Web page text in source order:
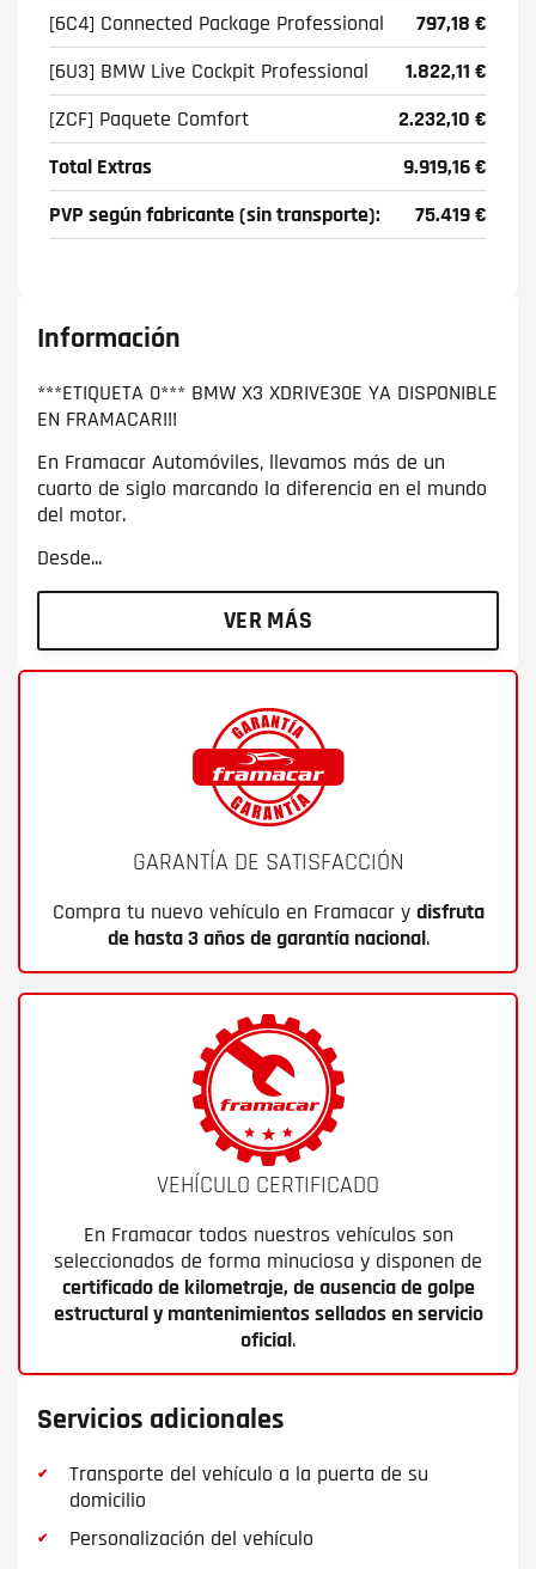
[6C4] Connected Package Professional
797,18 €
[6U3] BMW Live Cockpit Professional
1.822,11 €
[ZCF] Paquete Comfort
2.232,10 €
Total Extras
9.919,16 €
PVP según fabricante (sin transporte):
75.419 €
Información
***ETIQUETA 0*** BMW X3 XDRIVE30E YA DISPONIBLE
EN FRAMACAR!!!
En Framacar Automóviles, llevamos más de un
cuarto de siglo marcando la diferencia en el mundo
del motor.
Desde...
VER MÁS
GARANTÍA DE SATISFACCIÓN
Compra tu nuevo vehículo en Framacar y disfruta
de hasta 3 años de garantía nacional.
VEHÍCULO CERTIFICADO
En Framacar todos nuestros vehículos son
seleccionados de forma minuciosa y disponen de
certificado de kilometraje, de ausencia de golpe
estructural y mantenimientos sellados en servicio
oficial.
Servicios adicionales
Transporte del vehículo a la puerta de su
domicilio
Personalización del vehículo